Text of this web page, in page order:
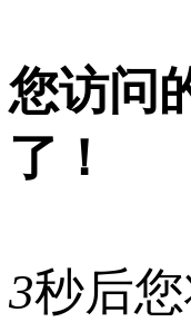
您访问
了！
3秒后